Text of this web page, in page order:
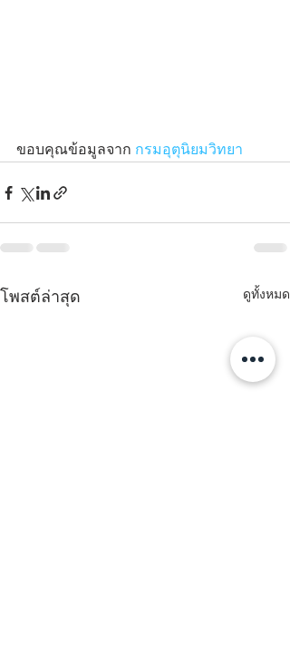
ขอบคุณข้อมูลจาก กรมอุตุนิยมวิทยา
โพสต์ล่าสุด ดูทั้งหมด